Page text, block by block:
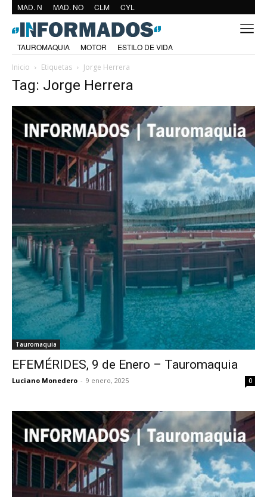
MAD. N MAD. NO CLM CYL
TAUROMAQUIA MOTOR
ESTILO DE VIDA
Inicio
Etiquetas Jorge Herrera
Tag: Jorge Herrera
Tauromaquia
EFEMÉRIDES, 9 de Enero – Tauromaquia
Luciano Monedero - 9 enero, 2025 0